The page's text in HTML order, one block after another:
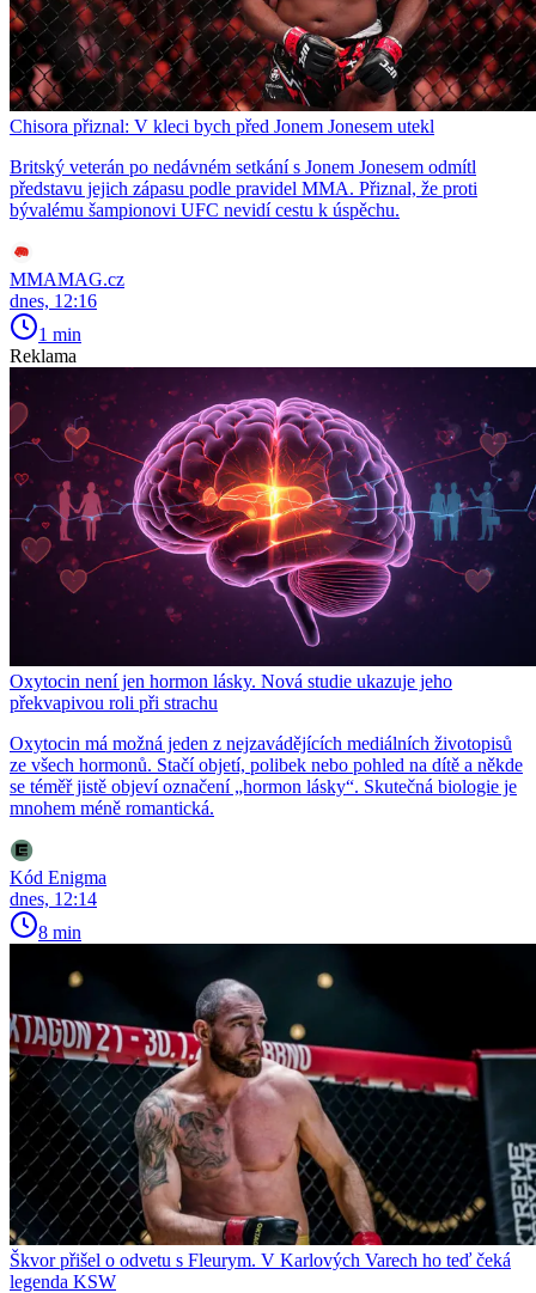
Chisora přiznal: V kleci bych před Jonem Jonesem utekl
Britský veterán po nedávném setkání s Jonem Jonesem odmítl
představu jejich zápasu podle pravidel MMA. Přiznal, že proti
bývalému šampionovi UFC nevidí cestu k úspěchu.
MMAMAG.cz
dnes, 12:16
1 min
Reklama
Oxytocin není jen hormon lásky. Nová studie ukazuje jeho
překvapivou roli při strachu
Oxytocin má možná jeden z nejzavádějících mediálních životopisů
ze všech hormonů. Stačí objetí, polibek nebo pohled na dítě a někde
se téměř jistě objeví označení „hormon lásky“. Skutečná biologie je
mnohem méně romantická.
Kód Enigma
dnes, 12:14
8 min
Škvor přišel o odvetu s Fleurym. V Karlových Varech ho teď čeká
legenda KSW